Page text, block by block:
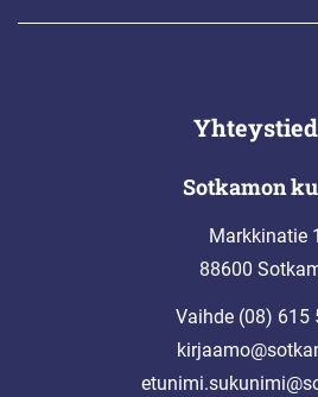
Sotkamon
Markkinatie 1
88600
Vaihde (08) 615